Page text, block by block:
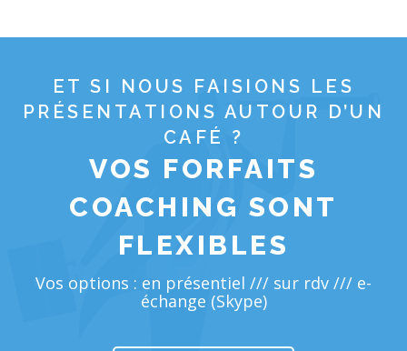
ET SI NOUS FAISIONS LES
PRÉSENTATIONS AUTOUR D’UN
CAFÉ ?
VOS FORFAITS
COACHING SONT
FLEXIBLES
Vos options : en présentiel /// sur rdv /// e-
échange (Skype)